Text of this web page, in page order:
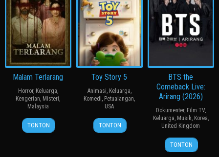
Malam Terlarang
Horror, Keluarga,
Kengerian, Misteri,
Malaysia
27
Oct
Nurhanisham
Muhammad
TONTON
Toy Story 5
Animasi, Keluarga,
Komedi, Petualangan,
USA
17
Jun
Andrew
Stanton
TONTON
BTS the
Comeback Live:
Arirang (2026)
Dokumenter, Film TV,
Keluarga, Musik, Korea,
United Kingdom
21
Mar
Hamish
Hamilton
TONTON